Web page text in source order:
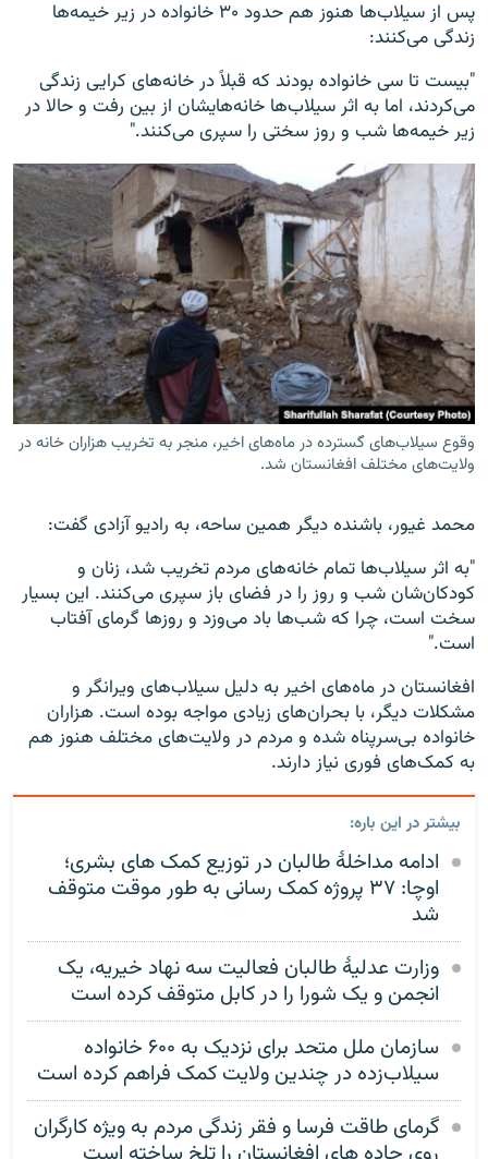
پس از سیلاب‌ها هنوز هم حدود ۳۰ خانواده در زیر خیمه‌ها
زندگی می‌کنند:
"بیست تا سی خانواده بودند که قبلاً در خانه‌های کرایی زندگی
می‌کردند، اما به اثر سیلاب‌ها خانه‌هایشان از بین رفت و حالا در
زیر خیمه‌ها شب و روز سختی را سپری می‌کنند."
وقوع سیلاب‌های گسترده در ماه‌های اخیر، منجر به تخریب هزاران خانه در
ولایت‌های مختلف افغانستان شد.
محمد غیور، باشنده دیگر همین ساحه، به رادیو آزادی گفت:
"به اثر سیلاب‌ها تمام خانه‌های مردم تخریب شد، زنان و
کودکان‌شان شب و روز را در فضای باز سپری می‌کنند. این بسیار
سخت است، چرا که شب‌ها باد می‌وزد و روزها گرمای آفتاب
است."
افغانستان در ماه‌های اخیر به دلیل سیلاب‌های ویرانگر و
مشکلات دیگر، با بحران‌های زیادی مواجه بوده است. هزاران
خانواده بی‌سرپناه شده و مردم در ولایت‌های مختلف هنوز هم
به کمک‌های فوری نیاز دارند.
بیشتر در این باره:
ادامه مداخلهٔ طالبان در توزیع کمک های بشری؛
اوچا: ۳۷ پروژه کمک رسانی به طور موقت متوقف
شد
وزارت عدلیۀ طالبان فعالیت سه نهاد خیریه، یک
انجمن و یک شورا را در کابل متوقف کرده است
سازمان ملل متحد برای نزدیک به ۶۰۰ خانواده
سیلاب‌زده در چندین ولایت کمک فراهم کرده است
گرمای طاقت فرسا و فقر زندگی مردم به ویژه کارگران